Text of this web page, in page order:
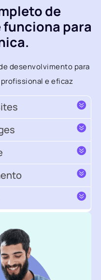
de
para
desenvolvimento para
e eficaz